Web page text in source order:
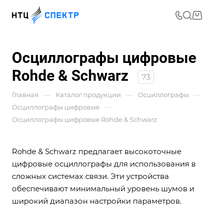
Осциллографы цифровые
Rohde & Schwarz
73
Главная — Каталог продукции — Осциллографы —
Осциллографы цифровые —
Осциллографы цифровые Rohde & Schwarz
Rohde & Schwarz предлагает высокоточные
цифровые осциллографы для использования в
сложных системах связи. Эти устройства
обеспечивают минимальный уровень шумов и
широкий диапазон настройки параметров.